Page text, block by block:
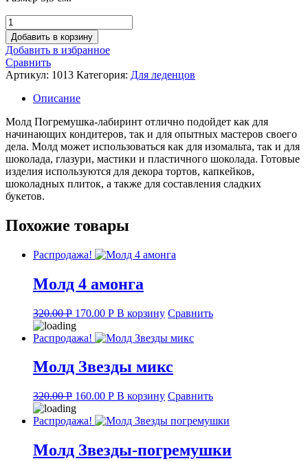
Количество
товара
Молд
Погремушка-
лабиринт
Добавить в корзину
Добавить в избранное
Сравнить
Артикул: 1013 Категория: Для леденцов
Описание
Молд Погремушка-лабиринт отлично подойдет как для
начинающих кондитеров, так и для опытных мастеров своего
дела. Молд может использоваться как для изомальта, так и для
шоколада, глазури, мастики и пластичного шоколада. Готовые
изделия используются для декора тортов, капкейков,
шоколадных плиток, а также для составления сладких
букетов.
Похожие товары
Распродажа!
Молд 4 амонга
320.00Р Original
price
was:
170.00 РCurrent
is:
В корзину Сравнить
Распродажа!
Молд Звезды микс
320.00Р Original
price
was:
160.00 РCurrent
is:
В корзину Сравнить
Распродажа!
Молд Звезды-погремушки